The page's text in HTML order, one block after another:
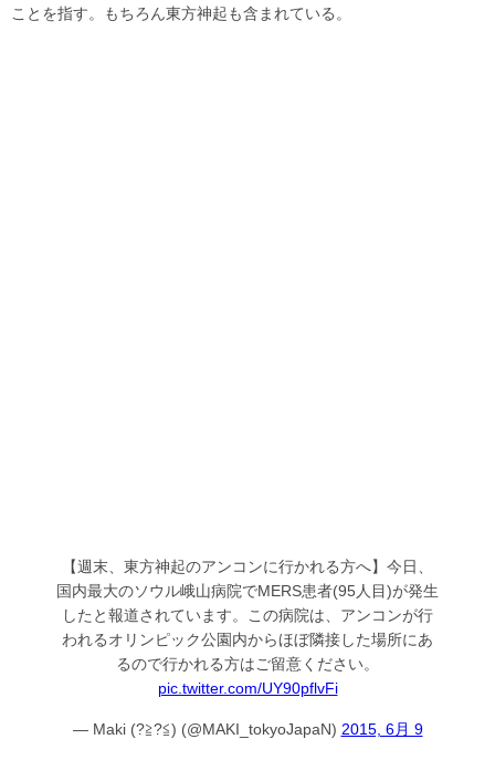
ことを指す。もちろん東方神起も含まれている。
【週末、東方神起のアンコンに行かれる方へ】今日、
国内最大のソウル峨山病院でMERS患者(95人目)が発生
したと報道されています。この病院は、アンコンが行
われるオリンピック公園内からほぼ隣接した場所にあ
るので行かれる方はご留意ください。
pic.twitter.com/UY90pflvFi
— Maki (?≧?≦) (@MAKI_tokyoJapaN) 2015, 6月 9